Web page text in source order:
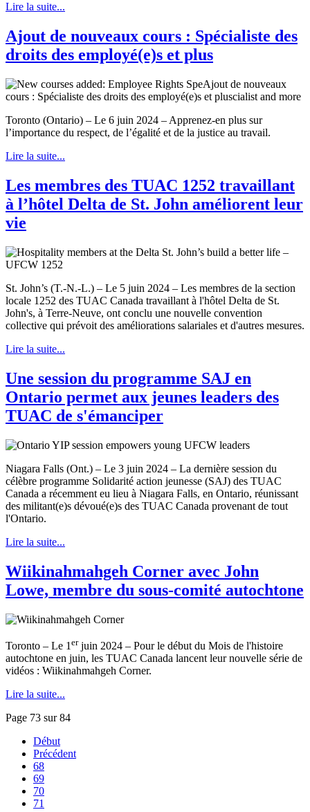
Lire la suite...
Ajout de nouveaux cours : Spécialiste des
droits des employé(e)s et plus
Toronto (Ontario) – Le 6 juin 2024 – Apprenez-en plus sur
l’importance du respect, de l’égalité et de la justice au travail.
Lire la suite...
Les membres des TUAC 1252 travaillant
à l’hôtel Delta de St. John améliorent leur
vie
St. John’s (T.-N.-L.) – Le 5 juin 2024 – Les membres de la section
locale 1252 des TUAC Canada travaillant à l'hôtel Delta de St.
John's, à Terre-Neuve, ont conclu une nouvelle convention
collective qui prévoit des améliorations salariales et d'autres mesures.
Lire la suite...
Une session du programme SAJ en
Ontario permet aux jeunes leaders des
TUAC de s'émanciper
Niagara Falls (Ont.) – Le 3 juin 2024 – La dernière session du
célèbre programme Solidarité action jeunesse (SAJ) des TUAC
Canada a récemment eu lieu à Niagara Falls, en Ontario, réunissant
des militant(e)s dévoué(e)s des TUAC Canada provenant de tout
l'Ontario.
Lire la suite...
Wiikinahmahgeh Corner avec John
Lowe, membre du sous-comité autochtone
Toronto – Le 1 erjuin 2024 – Pour le début du Mois de l'histoire
autochtone en juin, les TUAC Canada lancent leur nouvelle série de
vidéos : Wiikinahmahgeh Corner.
Lire la suite...
Page 73 sur 84
Début
Précédent
68
69
70
71